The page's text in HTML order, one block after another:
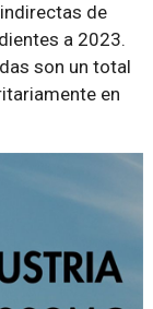
de
a 2023.
son un total
en